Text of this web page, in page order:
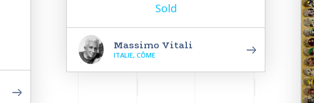
Sold
Massimo Vitali
ITALIE, CÔME